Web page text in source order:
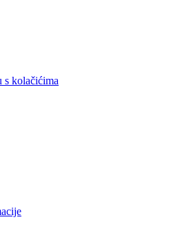
s kolačićima